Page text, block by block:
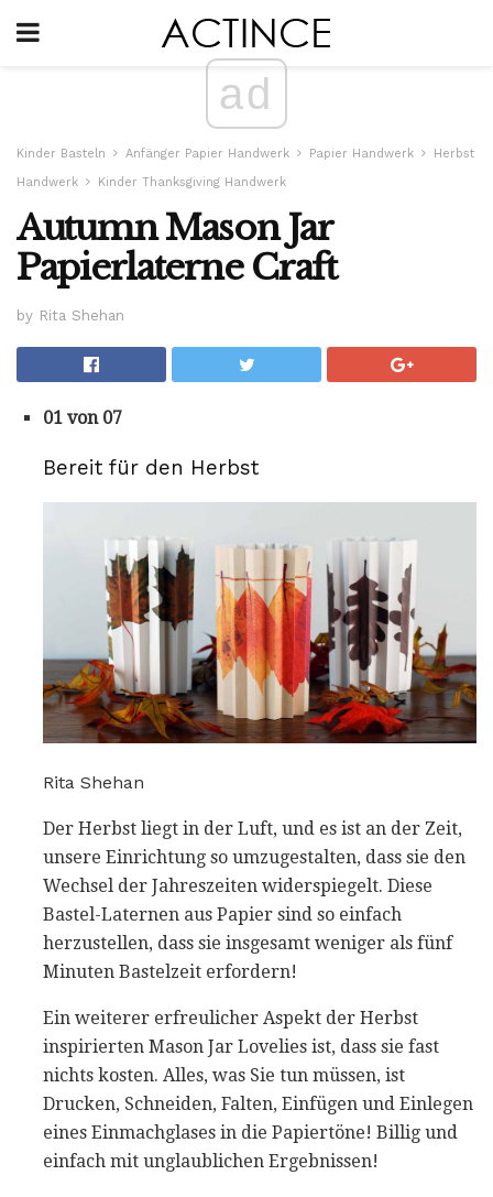
ad
Kinder Basteln Anfänger Papier Handwerk Papier Handwerk
Herbst
Handwerk
Kinder Thanksgiving Handwerk
Autumn Mason Jar
Papierlaterne Craft
by Rita Shehan
01 von 07
Bereit für den Herbst
Rita Shehan
Der Herbst liegt in der Luft, und es ist an der Zeit,
unsere Einrichtung so umzugestalten, dass sie den
Wechsel der Jahreszeiten widerspiegelt. Diese
Bastel-Laternen aus Papier sind so einfach
herzustellen, dass sie insgesamt weniger als fünf
Minuten Bastelzeit erfordern!
Ein weiterer erfreulicher Aspekt der Herbst
inspirierten Mason Jar Lovelies ist, dass sie fast
nichts kosten. Alles, was Sie tun müssen, ist
Drucken, Schneiden, Falten, Einfügen und Einlegen
eines Einmachglases in die Papiertöne! Billig und
einfach mit unglaublichen Ergebnissen!